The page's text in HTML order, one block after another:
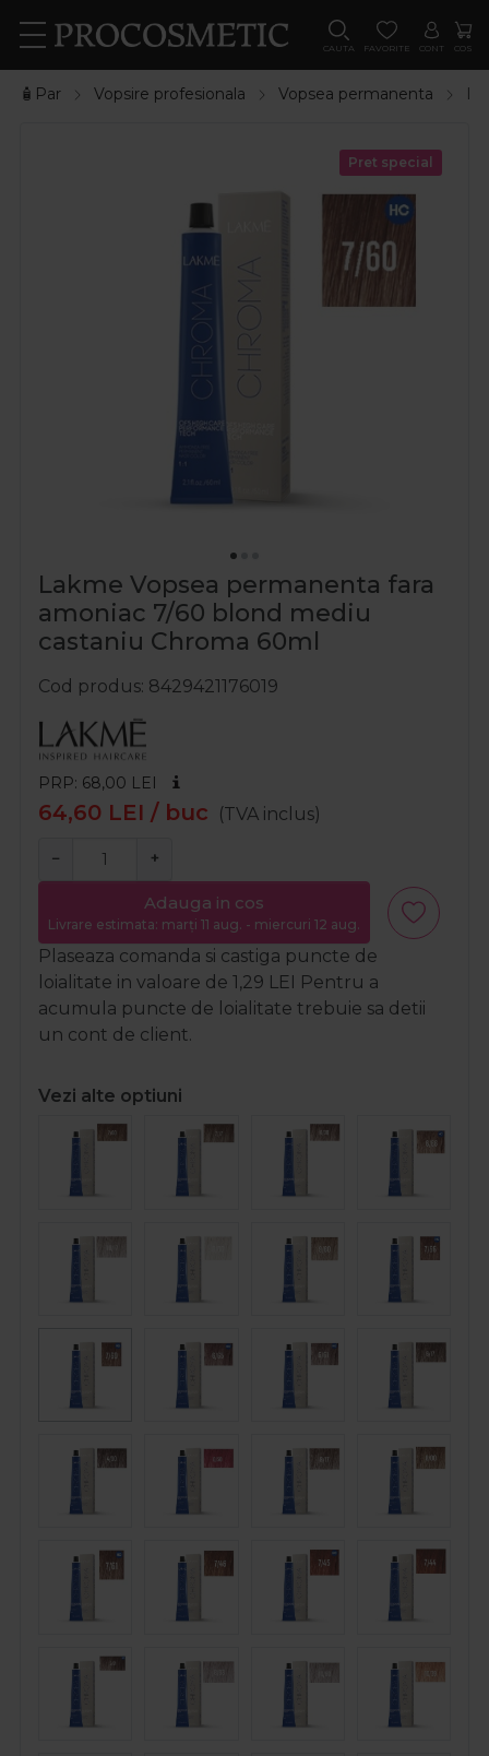
CAUTA FAVORITE CONT COS
🧴Par Vopsire profesionala Vopsea permanenta
Pret special
Lakme Vopsea permanenta fara
amoniac 7/60 blond mediu
castaniu Chroma 60ml
Cod produs 8429421176019
PRP: 68,00 LEI
64,60 LEI / buc (TVA inclus)
− +
Adauga in cos
Livrare estimata: marți 11 aug. - miercuri 12 aug.
Plaseaza comanda si castiga puncte de
loialitate in valoare de 1,29 LEI Pentru a
acumula puncte de loialitate trebuie sa detii
un cont de client.
Vezi alte optiuni